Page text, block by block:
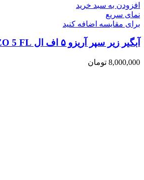
افزودن به سبد خرید
نمای سریع
برای مقایسه اضافه کنید
آبگیر زیر سپر آریزو ۵ اف ال ARRIZO 5 FL
8,000,000 تومان